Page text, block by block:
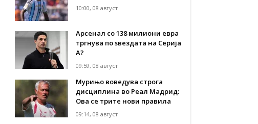
10:00, 08 август
Арсенал со 138 милиони евра
тргнува по ѕвездата на Серија
А?
09:59, 08 август
Мурињо воведува строга
дисциплина во Реал Мадрид:
Ова се трите нови правила
09:14, 08 август